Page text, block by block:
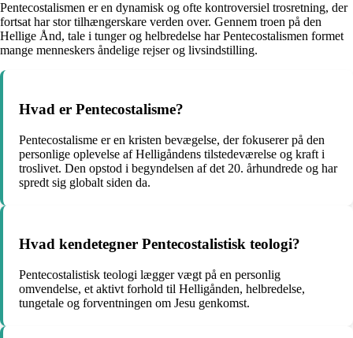
Pentecostalismen er en dynamisk og ofte kontroversiel trosretning, der
fortsat har stor tilhængerskare verden over. Gennem troen på den
Hellige Ånd, tale i tunger og helbredelse har Pentecostalismen formet
mange menneskers åndelige rejser og livsindstilling.
Hvad er Pentecostalisme?
Pentecostalisme er en kristen bevægelse, der fokuserer på den
personlige oplevelse af Helligåndens tilstedeværelse og kraft i
troslivet. Den opstod i begyndelsen af det 20. århundrede og har
spredt sig globalt siden da.
Hvad kendetegner Pentecostalistisk teologi?
Pentecostalistisk teologi lægger vægt på en personlig
omvendelse, et aktivt forhold til Helligånden, helbredelse,
tungetale og forventningen om Jesu genkomst.